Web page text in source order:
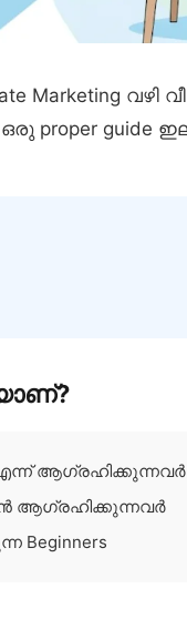
വഴി
proper
എന്ന് ആഗ്രഹിക്കുന്നവർ
ആഗ്രഹിക്കുന്നവർ
Beginners